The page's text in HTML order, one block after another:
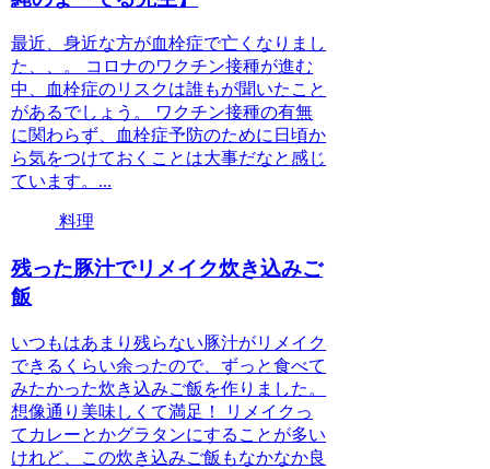
最近、身近な方が血栓症で亡くなりまし
た、、。 コロナのワクチン接種が進む
中、血栓症のリスクは誰もが聞いたこと
があるでしょう。 ワクチン接種の有無
に関わらず、血栓症予防のために日頃か
ら気をつけておくことは大事だなと感じ
ています。...
料理
残った豚汁でリメイク炊き込みご
飯
いつもはあまり残らない豚汁がリメイク
できるくらい余ったので、ずっと食べて
みたかった炊き込みご飯を作りました。
想像通り美味しくて満足！ リメイクっ
てカレーとかグラタンにすることが多い
けれど、この炊き込みご飯もなかなか良